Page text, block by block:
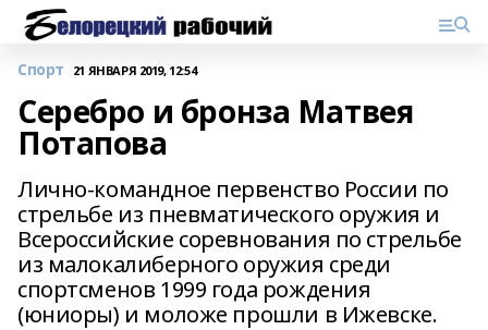
Спорт 21 ЯНВАРЯ 2019, 12:54
Серебро и бронза Матвея
Потапова
Лично-командное первенство России по
стрельбе из пневматического оружия и
Всероссийские соревнования по стрельбе
из малокалиберного оружия среди
спортсменов 1999 года рождения
(юниоры) и моложе прошли в Ижевске.